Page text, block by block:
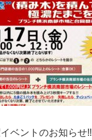
ベントのお知らせ‼